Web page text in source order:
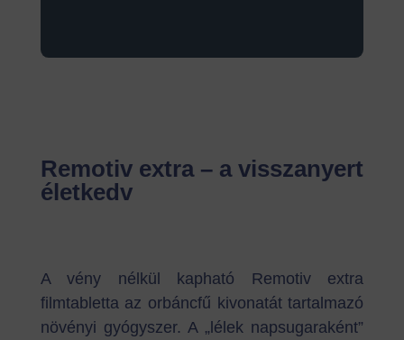
Remotiv extra – a visszanyert
életkedv
A vény nélkül kapható Remotiv extra
filmtabletta az orbáncfű kivonatát tartalmazó
növényi gyógyszer. A „lélek napsugaraként”